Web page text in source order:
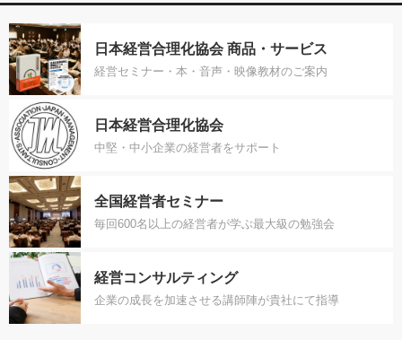
日本経営合理化協会 商品・サービス
経営セミナー・本・音声・映像教材のご案内
日本経営合理化協会
中堅・中小企業の経営者をサポート
全国経営者セミナー
毎回600名以上の経営者が学ぶ最大級の勉強会
経営コンサルティング
企業の成長を加速させる講師陣が貴社にて指導